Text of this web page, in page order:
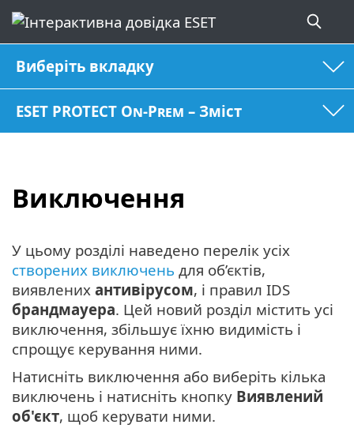
Виберіть вкладку
ESET PROTECT On-Prem – Зміст
Виключення
У цьому розділі наведено перелік усіх
створених виключень для об’єктів,
виявлених антивірусом, і правил IDS
брандмауера. Цей новий розділ містить усі
виключення, збільшує їхню видимість і
спрощує керування ними.
Натисніть виключення або виберіть кілька
виключень і натисніть кнопку Виявлений
об'єкт, щоб керувати ними.